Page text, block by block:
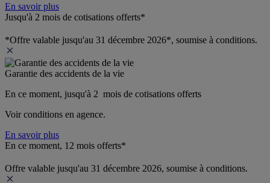
En savoir plus
Jusqu'à 2 mois de cotisations offerts*
*Offre valable jusqu'au 31 décembre 2026*, soumise à conditions.
Garantie des accidents de la vie
En ce moment, jusqu'à 2  mois de cotisations offerts
Voir conditions en agence.
En savoir plus
En ce moment, 12 mois offerts*
Offre valable jusqu'au 31 décembre 2026, soumise à conditions.